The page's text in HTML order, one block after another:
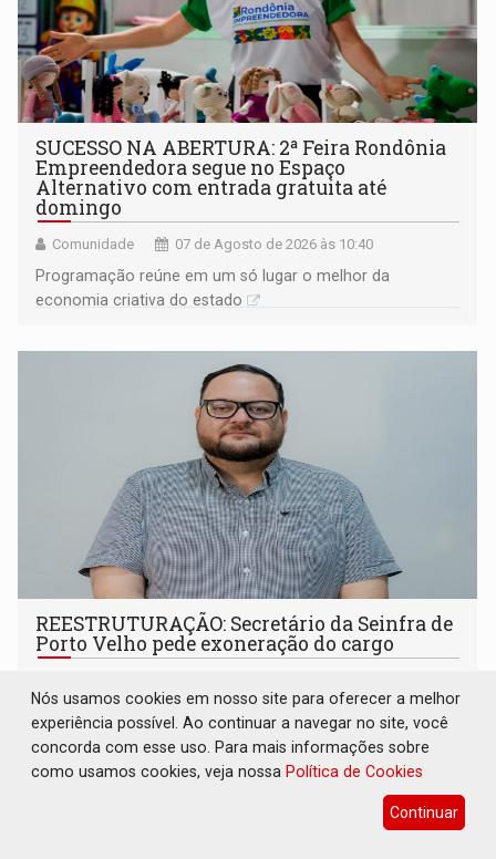
SUCESSO NA ABERTURA: 2ª Feira Rondônia
Empreendedora segue no Espaço
Alternativo com entrada gratuita até
domingo
Comunidade 07 de Agosto de 2026 às 10:40
Programação reúne em um só lugar o melhor da
economia criativa do estado
REESTRUTURAÇÃO: Secretário da Seinfra de
Porto Velho pede exoneração do cargo
Thiago Cantanhede Pacheco esteve à frente da pasta por
pouco mais de um ano
Nós usamos cookies em nosso site para oferecer a melhor
experiência possível. Ao continuar a navegar no site, você
concorda com esse uso. Para mais informações sobre
como usamos cookies, veja nossa Política de Cookies
Continuar